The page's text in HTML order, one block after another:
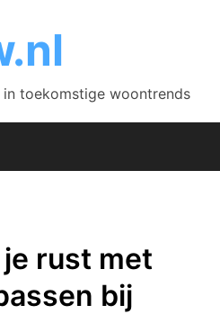
toekomstige woontrends
rust met
bij